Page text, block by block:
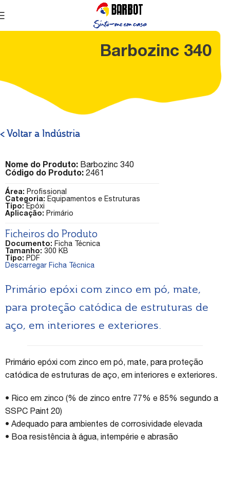
Barbozinc 340
< Voltar a Indústria
Nome do Produto: Barbozinc 340
Código do Produto: 2461
Área: Profissional
Categoria: Equipamentos e Estruturas
Tipo: Epóxi
Aplicação: Primário
Ficheiros do Produto
Documento: Ficha Técnica
Tamanho: 300 KB
Tipo: PDF
Descarregar Ficha Técnica
Primário epóxi com zinco em pó, mate,
para proteção catódica de estruturas de
aço, em interiores e exteriores.
Primário epóxi com zinco em pó, mate, para proteção
catódica de estruturas de aço, em interiores e exteriores.
• Rico em zinco (% de zinco entre 77% e 85% segundo a
SSPC Paint 20)
• Adequado para ambientes de corrosividade elevada
• Boa resistência à água, intempérie e abrasão